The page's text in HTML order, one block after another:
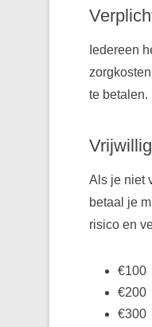
Iedereen
te betalen.
Als je niet
betaal je
risico en
€100
€200
€300